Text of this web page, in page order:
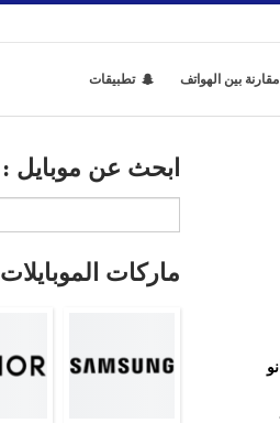
مقارنة بين الهواتف تطبيقات
ابحث عن موبايل :
ماركات الموبايلات